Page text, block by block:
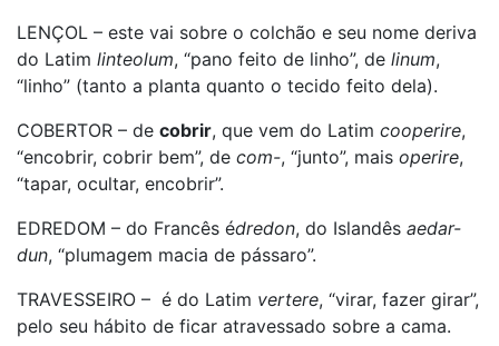
LENÇOL – este vai sobre o colchão e seu nome deriva
do Latim linteolum, “pano feito de linho”, de linum,
“linho” (tanto a planta quanto o tecido feito dela).
COBERTOR – de cobrir, que vem do Latim cooperire,
“encobrir, cobrir bem”, de com-, “junto”, mais operire,
“tapar, ocultar, encobrir”.
EDREDOM – do Francês édredon, do Islandês aedar-
dun, “plumagem macia de pássaro”.
TRAVESSEIRO – é do Latim vertere, “virar, fazer girar”,
pelo seu hábito de ficar atravessado sobre a cama.